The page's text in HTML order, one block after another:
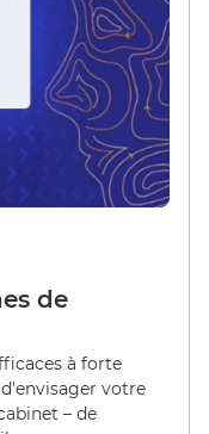
de
à forte
votre
– de